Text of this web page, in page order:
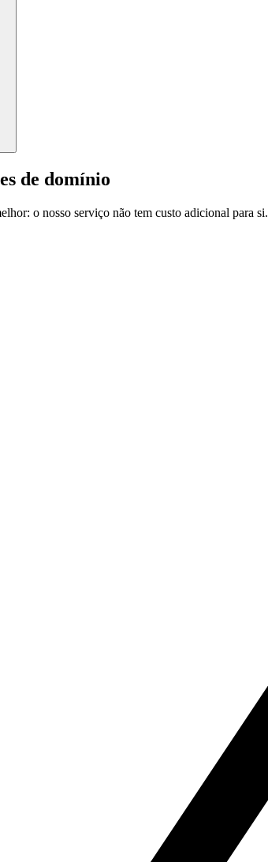
de domínio
o nosso serviço não tem custo adicional para si.